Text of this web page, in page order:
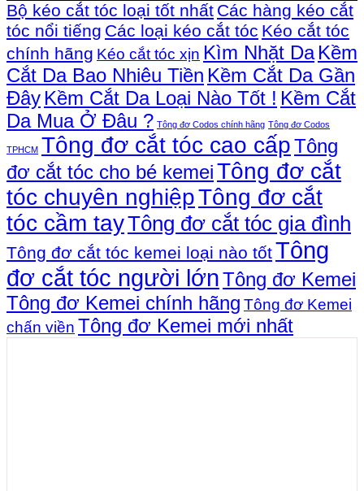
Bộ kéo cắt tóc loại tốt nhất Các hàng kéo cắt
tóc nổi tiếng Các loại kéo cắt tóc Kéo cắt tóc
chính hãng Kéo cắt tóc xịn Kìm Nhặt Da Kềm
Cắt Da Bao Nhiêu Tiền Kềm Cắt Da Gần
Đây Kềm Cắt Da Loại Nào Tốt ! Kềm Cắt
Da Mua Ở Đâu ? Tông đơ Codos chính hãng Tông đơ Codos
TPHCM Tông đơ cắt tóc cao cấpTông
đơ cắt tóc cho bé kemeiTông đơ cắt
tóc chuyên nghiệpTông đơ cắt
tóc cầm tayTông đơ cắt tóc gia đình
Tông đơ cắt tóc kemei loại nào tốtTông
đơ cắt tóc người lớnTông đơ Kemei
Tông đơ Kemei chính hãng Tông đơ Kemei
chấn viền Tông đơ Kemei mới nhất